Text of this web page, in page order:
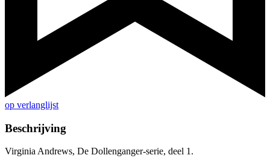
op verlanglijst
Beschrijving
Virginia Andrews, De Dollenganger-serie, deel 1.